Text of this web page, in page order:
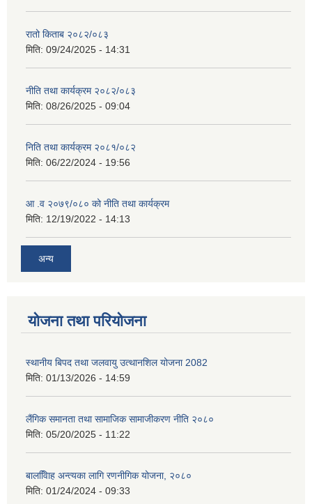
रातो किताब २०८२/०८३
मिति: 09/24/2025 - 14:31
नीति तथा कार्यक्रम २०८२/०८३
मिति: 08/26/2025 - 09:04
निति तथा कार्यक्रम २०८१/०८२
मिति: 06/22/2024 - 19:56
आ .व २०७९/०८० को नीति तथा कार्यक्रम
मिति: 12/19/2022 - 14:13
अन्य
योजना तथा परियोजना
स्थानीय बिपद तथा जलवायु उत्थानशिल योजना 2082
मिति: 01/13/2026 - 14:59
लैंगिक समानता तथा सामाजिक सामाजीकरण नीति २०८०
मिति: 05/20/2025 - 11:22
बालवििाह अन्त्यका लागि रणनीगिक योजना, २०८०
मिति: 01/24/2024 - 09:33